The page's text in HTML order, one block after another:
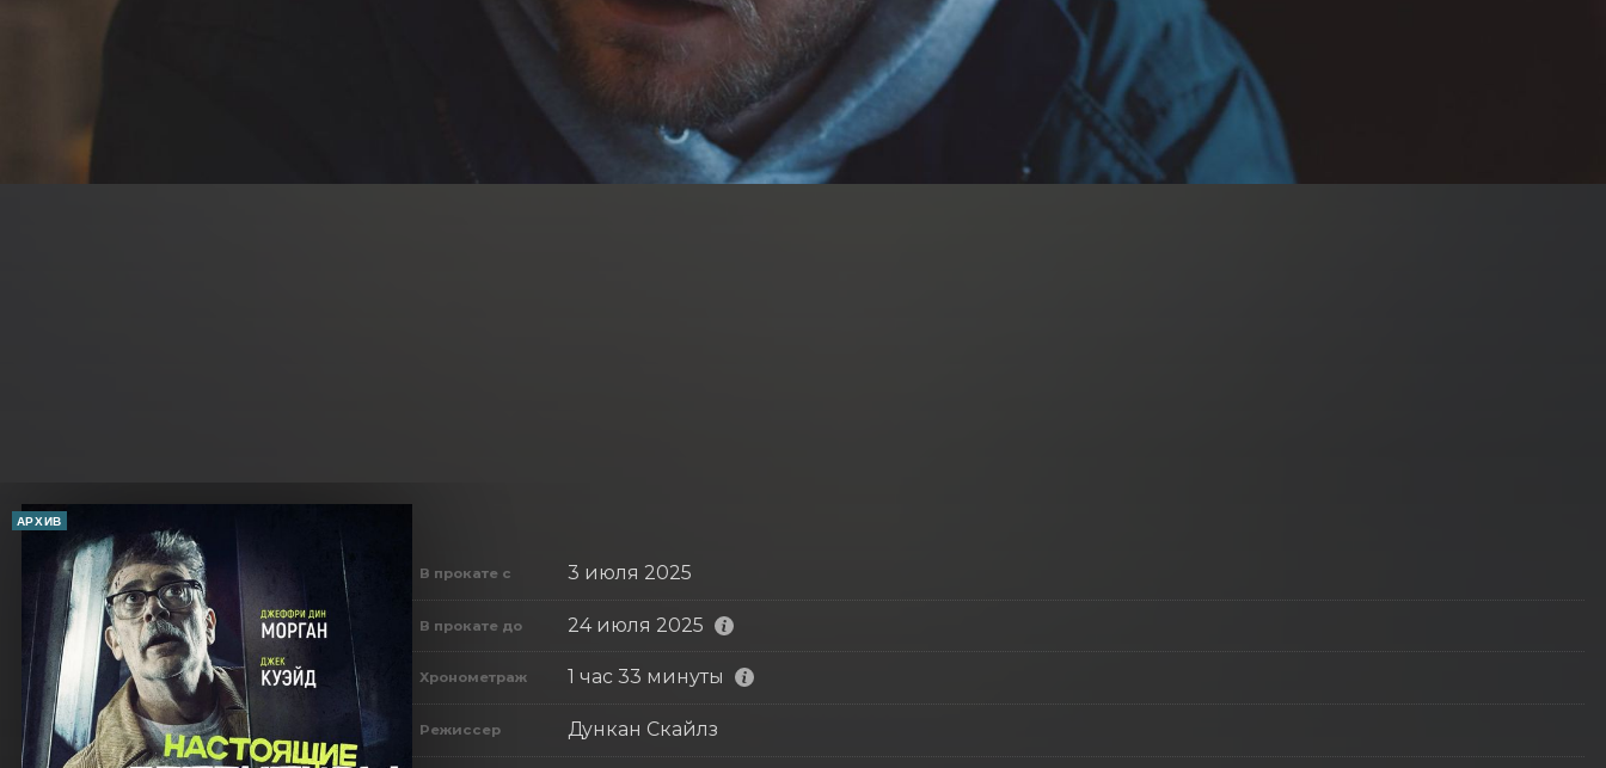
АРХИВ
В прокате с 3 июля 2025
В прокате до 24 июля 2025
Хронометраж 1 час 33 минуты
Режиссер Дункан Скайлз